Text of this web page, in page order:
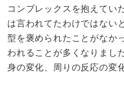
コンプレックスを抱えてい
は言われてたわけではない
型を褒められたことがなか
われることが多くなりまし
身の変化、周りの反応の変